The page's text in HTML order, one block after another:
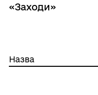
«Заходи»
Назва